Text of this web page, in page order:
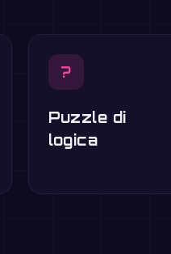
?
Puzzle di
logica